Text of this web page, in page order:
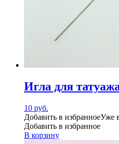
Игла для
10 руб.
Добавить в избранноеУже
Добавить в избранное
В корзину